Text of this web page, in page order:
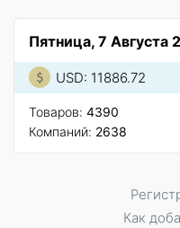
Пятница, 7 Августа
USD: 11886.72
Товаров: 4390
Компаний: 2638
Как